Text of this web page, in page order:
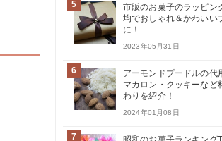
5
市販のお菓子のラッピン
均でおしゃれ＆かわいい
に！
2023年05月31日
6
アーモンドプードルの代
マカロン・クッキーなど
わりを紹介！
2024年01月08日
7